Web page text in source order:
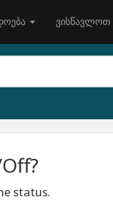
ვისწავლოთ
status.